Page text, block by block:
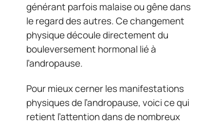
générant parfois malaise ou gêne dans
le regard des autres. Ce changement
physique découle directement du
bouleversement hormonal lié à
l’andropause.
Pour mieux cerner les manifestations
physiques de l’andropause, voici ce qui
retient l’attention dans de nombreux